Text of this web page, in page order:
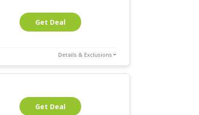
Get Deal
Details & Exclusions
Get Deal